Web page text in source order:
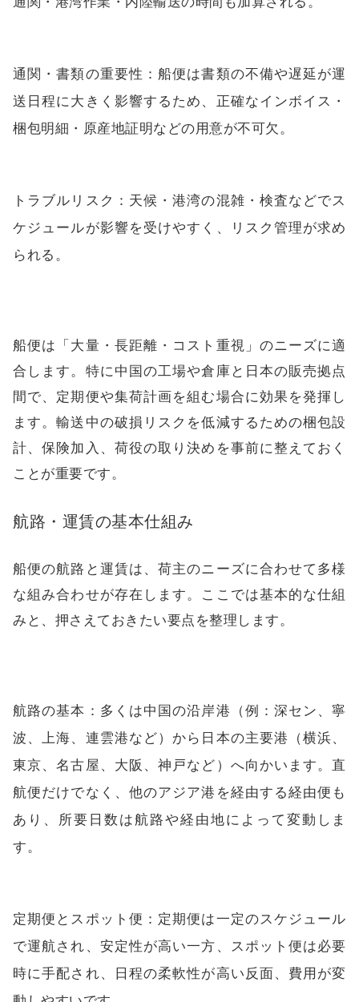
通関・書類の重要性：船便は書類の不備や遅延が運
送日程に大きく影響するため、正確なインボイス・
梱包明細・原産地証明などの用意が不可欠。
トラブルリスク：天候・港湾の混雑・検査などでス
ケジュールが影響を受けやすく、リスク管理が求め
られる。
船便は「大量・長距離・コスト重視」のニーズに適
合します。特に中国の工場や倉庫と日本の販売拠点
間で、定期便や集荷計画を組む場合に効果を発揮し
ます。輸送中の破損リスクを低減するための梱包設
計、保険加入、荷役の取り決めを事前に整えておく
ことが重要です。
航路・運賃の基本仕組み
船便の航路と運賃は、荷主のニーズに合わせて多様
な組み合わせが存在します。ここでは基本的な仕組
みと、押さえておきたい要点を整理します。
航路の基本：多くは中国の沿岸港（例：深セン、寧
波、上海、連雲港など）から日本の主要港（横浜、
東京、名古屋、大阪、神戸など）へ向かいます。直
航便だけでなく、他のアジア港を経由する経由便も
あり、所要日数は航路や経由地によって変動しま
す。
定期便とスポット便：定期便は一定のスケジュール
で運航され、安定性が高い一方、スポット便は必要
時に手配され、日程の柔軟性が高い反面、費用が変